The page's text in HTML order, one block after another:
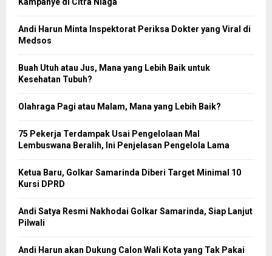
Kampanye di Citra Niaga
Andi Harun Minta Inspektorat Periksa Dokter yang Viral di
Medsos
Buah Utuh atau Jus, Mana yang Lebih Baik untuk
Kesehatan Tubuh?
Olahraga Pagi atau Malam, Mana yang Lebih Baik?
75 Pekerja Terdampak Usai Pengelolaan Mal
Lembuswana Beralih, Ini Penjelasan Pengelola Lama
Ketua Baru, Golkar Samarinda Diberi Target Minimal 10
Kursi DPRD
Andi Satya Resmi Nakhodai Golkar Samarinda, Siap Lanjut
Pilwali
Andi Harun akan Dukung Calon Wali Kota yang Tak Pakai